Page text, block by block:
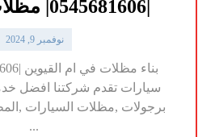
نوفمبر 9, 2024
سيارات تقدم شركتنا افضل
برجولات ,مظلات السيارات
...